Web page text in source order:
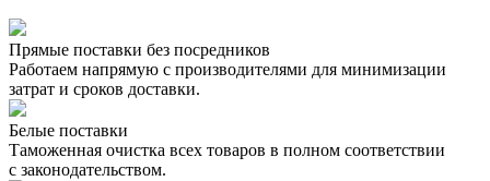
Прямые поставки без посредников
Работаем напрямую с производителями для минимизации
затрат и сроков доставки.
Белые поставки
Таможенная очистка всех товаров в полном соответствии
с законодательством.